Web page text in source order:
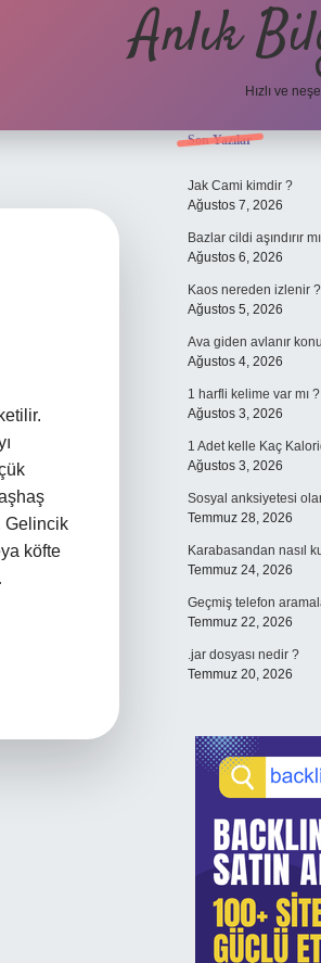
Anlık
Hızlı ve
Gelincik
köfte
Sidebar
Son Yazılar
Jak Cami kimdir ?
Ağustos 7, 2026
Bazlar cildi aşındırır
Ağustos 6, 2026
Kaos nereden izlenir ?
Ağustos 5, 2026
Ava giden avlanır
Ağustos 4, 2026
1 harfli kelime var mı ?
Ağustos 3, 2026
1 Adet kelle Kaç
Ağustos 3, 2026
Sosyal anksiyetesi
Temmuz 28, 2026
Karabasandan nasıl
Temmuz 24, 2026
Geçmiş telefon
Temmuz 22, 2026
.jar dosyası nedir ?
Temmuz 20, 2026